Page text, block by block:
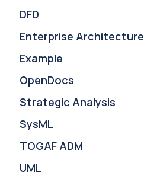
DFD
Enterprise Architecture
Example
OpenDocs
Strategic Analysis
SysML
TOGAF ADM
UML